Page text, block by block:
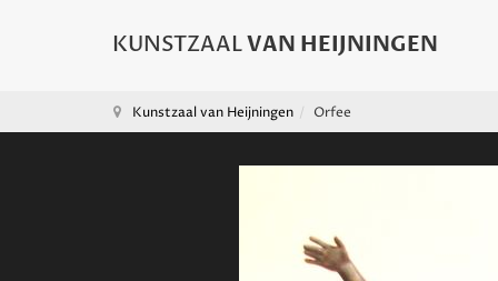
Kunstzaal van Heijningen Orfee